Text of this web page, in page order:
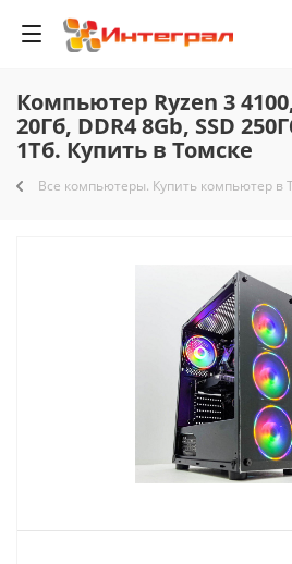
Компьютер Ryzen 3
20Гб, DDR4 8Gb, SSD
1Тб. Купить в Томске
Все компьютеры. Купить компьютер в